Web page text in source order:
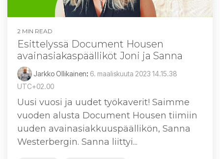
2 MIN READ
Esittelyssä Document Housen
avainasiakaspäälliköt Joni ja Sanna
Jarkko Ollikainen: 6. maaliskuuta 2023 14.15.38
UTC+02.00
Uusi vuosi ja uudet työkaverit! Saimme
vuoden alusta Document Housen tiimiin
uuden avainasiakkuuspäällikön, Sanna
Westerbergin. Sanna liittyi...